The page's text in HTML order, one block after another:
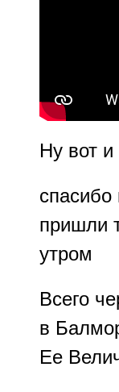
Ну вот и
пришли
утром
Всего
в
Ее